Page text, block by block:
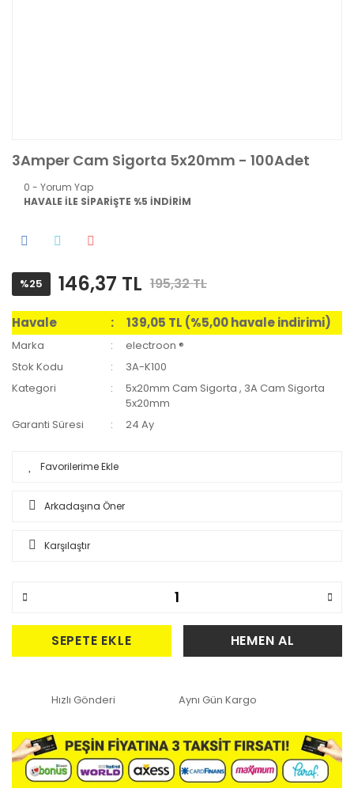
3Amper Cam Sigorta 5x20mm - 100Adet
0 - Yorum Yap
HAVALE İLE SİPARİŞTE %5 İNDİRİM
%25 146,37 TL 195,32 TL
Havale 139,05 TL (%5,00 havale indirimi)
Marka
electroon ®
Stok Kodu
3A-K100
Kategori
5x20mm Cam Sigorta , 3A Cam Sigorta
5x20mm
Garanti Süresi
24 Ay
Arkadaşına Öner
Karşılaştır
SEPETE EKLE HEMEN AL
Hızlı Gönderi Aynı Gün Kargo